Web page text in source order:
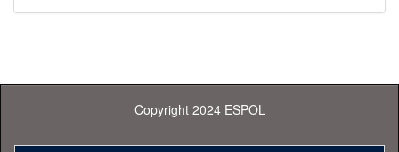
Copyright 2024 ESPOL